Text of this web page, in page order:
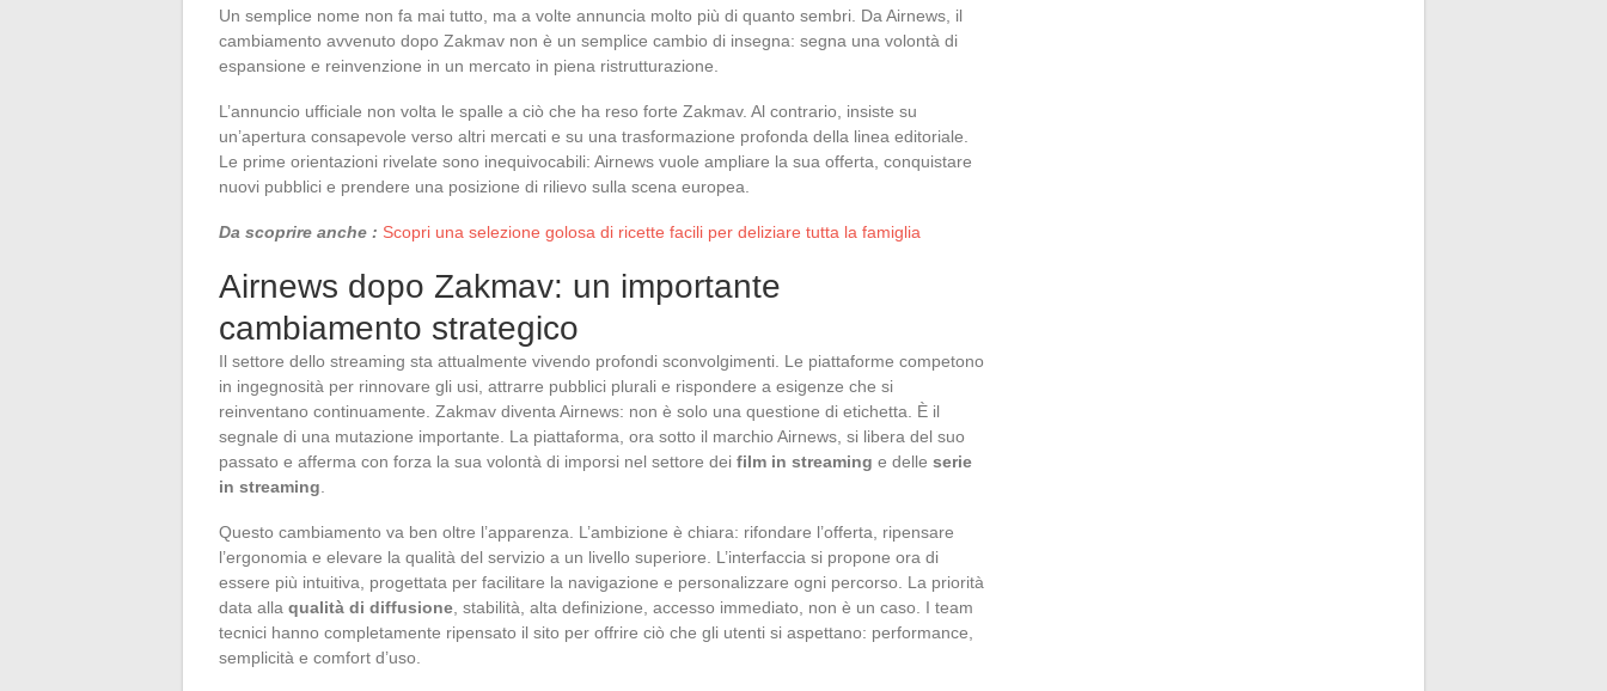
Un semplice nome non fa mai tutto, ma a volte annuncia molto più di quanto sembri. Da Airnews, il
cambiamento avvenuto dopo Zakmav non è un semplice cambio di insegna: segna una volontà di
espansione e reinvenzione in un mercato in piena ristrutturazione.
L’annuncio ufficiale non volta le spalle a ciò che ha reso forte Zakmav. Al contrario, insiste su
un’apertura consapevole verso altri mercati e su una trasformazione profonda della linea editoriale.
Le prime orientazioni rivelate sono inequivocabili: Airnews vuole ampliare la sua offerta, conquistare
nuovi pubblici e prendere una posizione di rilievo sulla scena europea.
Da scoprire anche : Scopri una selezione golosa di ricette facili per deliziare tutta la famiglia
Airnews dopo Zakmav: un importante
cambiamento strategico
Il settore dello streaming sta attualmente vivendo profondi sconvolgimenti. Le piattaforme competono
in ingegnosità per rinnovare gli usi, attrarre pubblici plurali e rispondere a esigenze che si
reinventano continuamente. Zakmav diventa Airnews: non è solo una questione di etichetta. È il
segnale di una mutazione importante. La piattaforma, ora sotto il marchio Airnews, si libera del suo
passato e afferma con forza la sua volontà di imporsi nel settore dei film in streaming e delle serie
in streaming
Questo cambiamento va ben oltre l’apparenza. L’ambizione è chiara: rifondare l’offerta, ripensare
l’ergonomia e elevare la qualità del servizio a un livello superiore. L’interfaccia si propone ora di
essere più intuitiva, progettata per facilitare la navigazione e personalizzare ogni percorso. La priorità
data alla qualità di diffusione , stabilità, alta definizione, accesso immediato, non è un caso. I team
tecnici hanno completamente ripensato il sito per offrire ciò che gli utenti si aspettano: performance,
semplicità e comfort d’uso.